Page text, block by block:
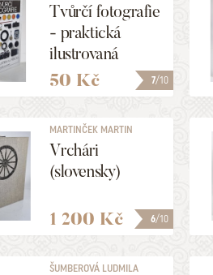
7/10
Tvůrčí fotografie
- praktická
ilustrovaná
příručka
50 Kč
6/10
MARTINČEK MARTIN
Vrchári
(slovensky)
1 200 Kč
ŠUMBEROVÁ LUDMILA